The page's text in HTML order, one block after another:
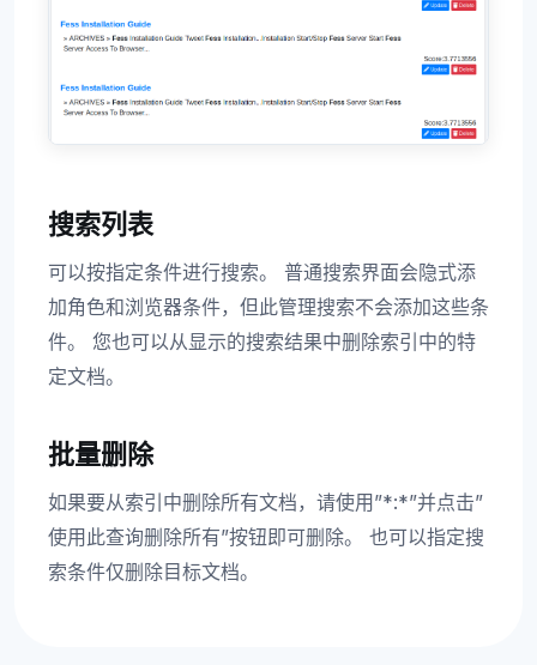
搜索列表
可以按指定条件进行搜索。 普通搜索界面会隐式添
加角色和浏览器条件，但此管理搜索不会添加这些条
件。 您也可以从显示的搜索结果中删除索引中的特
定文档。
批量删除
如果要从索引中删除所有文档，请使用”*:*”并点击”
使用此查询删除所有”按钮即可删除。 也可以指定搜
索条件仅删除目标文档。